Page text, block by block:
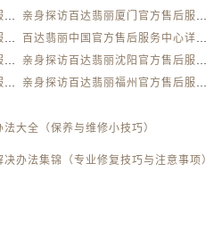
山西省吕梁市离石区永宁中路与建设街交叉口百达翡丽售后服务中心（需提前预约）
山西省朔州市朔城区怡西路与鄯阳西街交汇处百达翡丽售后服务中心（需提前预约）
山西省忻州市忻府区和平东街与七一南路交叉口百达翡丽售后服务中心（需提前预约）
山西省阳泉市郊区平阳东街与新城大道交叉口百达翡丽售后服务中心（需提前预约）
山西省太原市迎泽区迎泽街道解放路15号亨得利名表维修授权店3楼百达翡丽售后服务中心（需提前预约）
亲身探访百达翡丽泉州官方售后服务中心｜网点地址及热线（2026年7月最新）
亲身探访百达翡丽厦门官方售后服务中心｜官方电话及服务网点地址（2026年7月最新）
亲身探访百达翡丽唐山官方售后服务中心｜地址与联系电话（2026年7月最新）
百达翡丽中国官方售后服务中心详细网点地址及热线实地考察报告多信源验证（2026年7月最新）
亲身探访百达翡丽金华官方售后服务中心｜全新官方服务电话与地址（2026年7月最新）
亲身探访百达翡丽沈阳官方售后服务中心｜热线电话与网点地址（2026年7月最新）
亲身探访百达翡丽宁波官方售后服务中心｜全新地址电话一览（2026年7月最新）
亲身探访百达翡丽福州官方售后服务中心｜最新电话和维修地址（2026年7月最新）
大全（保养与维修小技巧）
办法集锦（专业修复技巧与注意事项）